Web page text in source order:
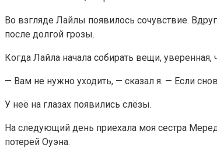
Во взгляде Лайлы появилось сочувствие.
после долгой грозы.
Когда Лайла начала собирать вещи, уверенная,
— Вам не нужно уходить, — сказал я. — Если
У неё на глазах появились слёзы.
На следующий день приехала моя сестра
потерей Оуэна.